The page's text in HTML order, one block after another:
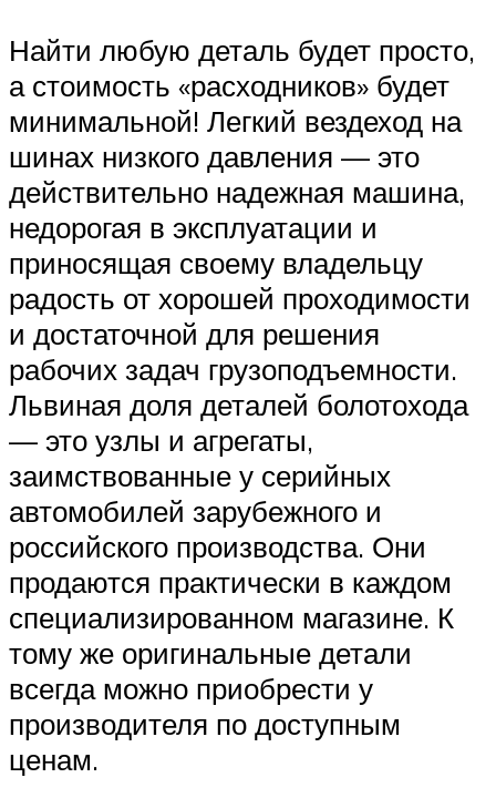
Найти любую деталь будет просто,
а стоимость «расходников» будет
минимальной! Легкий вездеход на
шинах низкого давления — это
действительно надежная машина,
недорогая в эксплуатации и
приносящая своему владельцу
радость от хорошей проходимости
и достаточной для решения
рабочих задач грузоподъемности.
Львиная доля деталей болотохода
— это узлы и агрегаты,
заимствованные у серийных
автомобилей зарубежного и
российского производства. Они
продаются практически в каждом
специализированном магазине. К
тому же оригинальные детали
всегда можно приобрести у
производителя по доступным
ценам.